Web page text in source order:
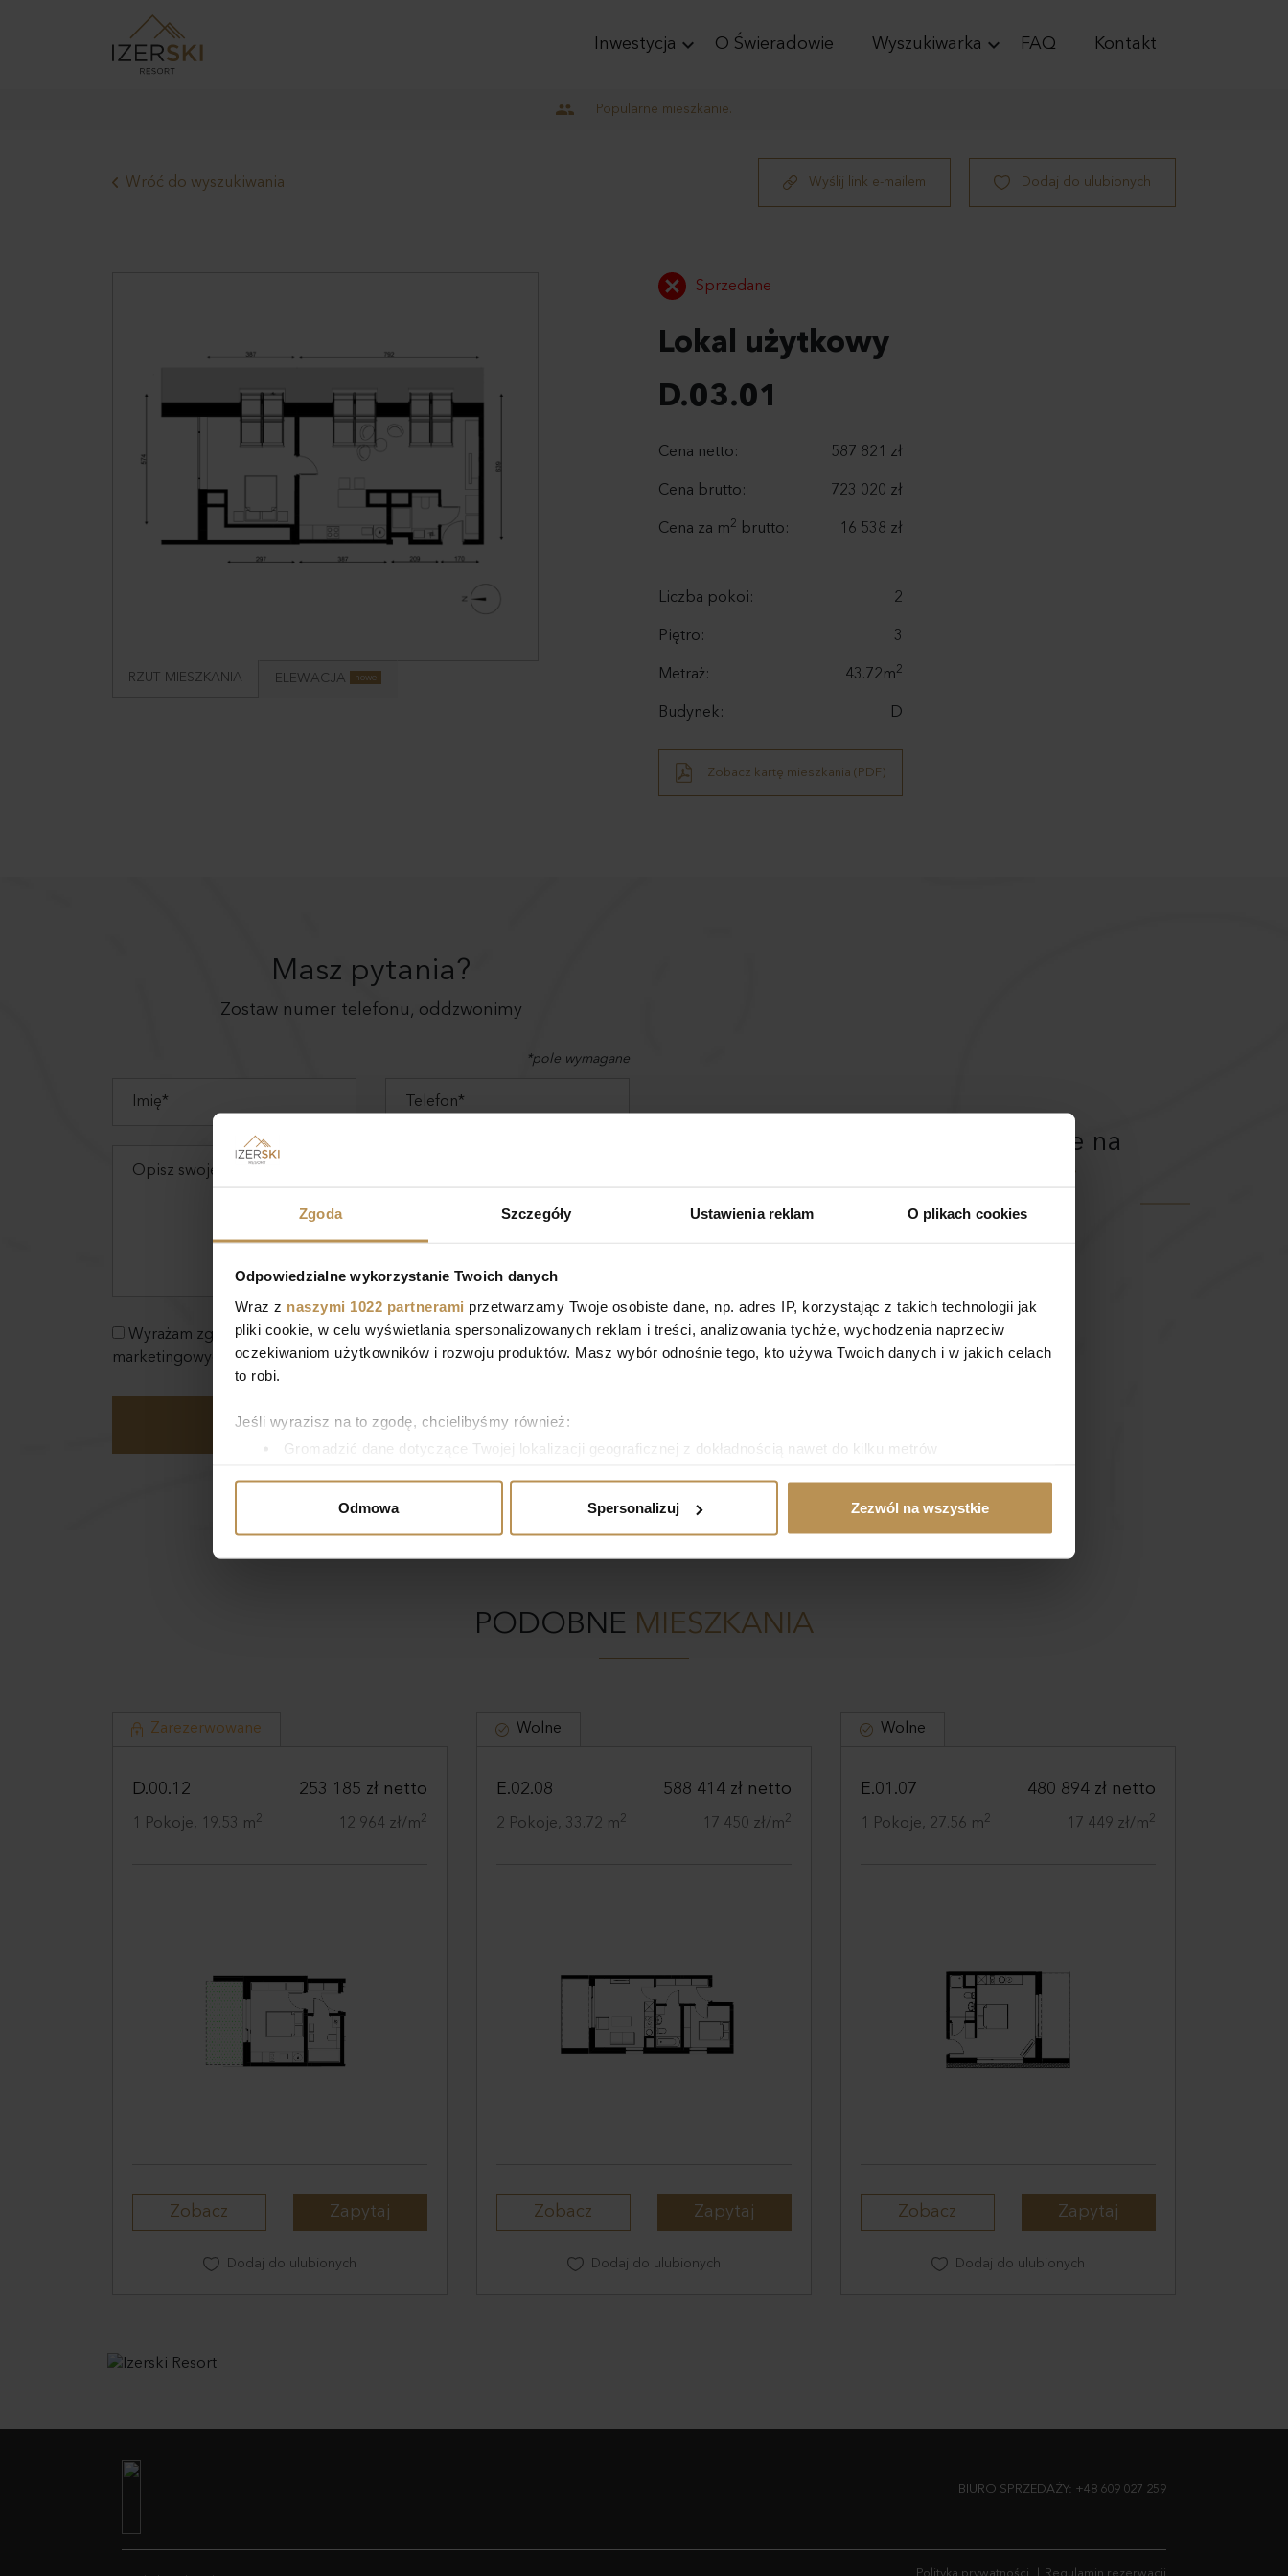
Zgoda Szczegóły Ustawienia reklam O plikach cookies
Odpowiedzialne wykorzystanie Twoich danych
Wraz z naszymi 1022 partnerami przetwarzamy Twoje osobiste dane, np. adres IP, korzystając z takich technologii jak
pliki cookie, w celu wyświetlania spersonalizowanych reklam i treści, analizowania tychże, wychodzenia naprzeciw
oczekiwaniom użytkowników i rozwoju produktów. Masz wybór odnośnie tego, kto używa Twoich danych i w jakich celach
to robi.
Jeśli wyrazisz na to zgodę, chcielibyśmy również:
Gromadzić dane dotyczące Twojej lokalizacji geograficznej z dokładnością nawet do kilku metrów
Dowiedz się więcej odnośnie tego, jak Twoje osobiste dane są przetwarzane oraz ustaw własne preferencje w
ruch w naszej witrynie. Informacje o tym, jak korzystasz z naszej witryny, udostępniamy partnerom społecznościowym,
reklamowym i analitycznym. Partnerzy mogą połączyć te informacje z innymi danymi otrzymanymi od Ciebie lub
Odmowa Spersonalizuj Zezwól na wszystkie
Inwestycja keyboard_arrow_down O Świeradowie Wyszukiwarka keyboard_arrow_down FAQ Kontakt
Popularne mieszkanie.
Wróć do wyszukiwania Wyślij link e-mailem Dodaj do ulubionych
RZUT MIESZKANIA ELEWACJA nowe
Sprzedane
Lokal użytkowy
D.03.01
Cena netto: 587 821 zł
Cena brutto: 723 020 zł
Cena za m2 brutto: 16 538 zł
Liczba pokoi: 2
Piętro: 3
Metraż: 43.72m2
Budynek: D
Zobacz kartę mieszkania (PDF)
Masz pytania?
Zostaw numer telefonu, oddzwonimy
*pole wymagane
Wyrażam zgodę na przetwarzanie swoich danych osobowych w celach
marketingowych przez DOMAR DEVELOPMENT SP. Z O.O
Nasz przedstawiciel odpowie na
szczegóły
PODOBNE MIESZKANIA
Zarezerwowane
D.00.12
1 Pokoje, 19.53 m2
253 185 zł netto
12 964 zł/m2
Zobacz Zapytaj
Dodaj do ulubionych
Wolne
E.02.08
2 Pokoje, 33.72 m2
588 414 zł netto
17 450 zł/m2
Zobacz Zapytaj
Dodaj do ulubionych
Wolne
E.01.07
1 Pokoje, 27.56 m2
480 894 zł netto
17 449 zł/m2
Zobacz Zapytaj
Dodaj do ulubionych
BIURO SPRZEDAŻY: +48 609 027 259